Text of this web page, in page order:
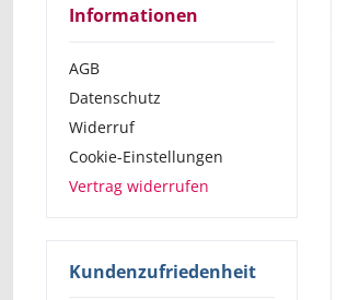
Informationen
AGB
Datenschutz
Widerruf
Cookie-Einstellungen
Vertrag widerrufen
Kundenzufriedenheit